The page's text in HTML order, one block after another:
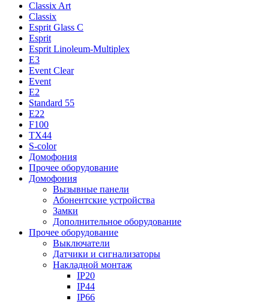
Classix Art
Classix
Esprit Glass C
Esprit
Esprit Linoleum-Multiplex
E3
Event Clear
Event
E2
Standard 55
E22
F100
TX44
S-color
Домофония
Прочее оборудование
Домофония
Вызывные панели
Абонентские устройства
Замки
Дополнительное оборудование
Прочее оборудование
Выключатели
Датчики и сигнализаторы
Накладной монтаж
IP20
IP44
IP66